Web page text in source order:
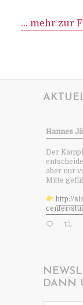
… mehr zur
Hannes
Der
aber nur
Mitte
http://
center/
DANN